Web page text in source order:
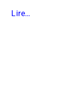
Lire…